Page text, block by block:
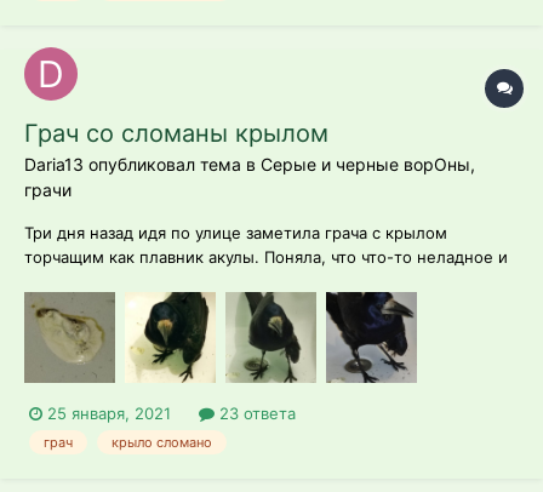
Грач со сломаны крылом
Daria13 опубликовал тема в Серые и черные ворОны,
грачи
Три дня назад идя по улице заметила грача с крылом
торчащим как плавник акулы. Поняла, что что-то неладное и
сопротивлялась. Грач дома. У него сломано крыло, ужасно
сломано. Перелом открытый,в самом основании крыла.
Пахнет от птицы "спиной". О...
25 января, 2021 23 ответа
грач крыло сломано